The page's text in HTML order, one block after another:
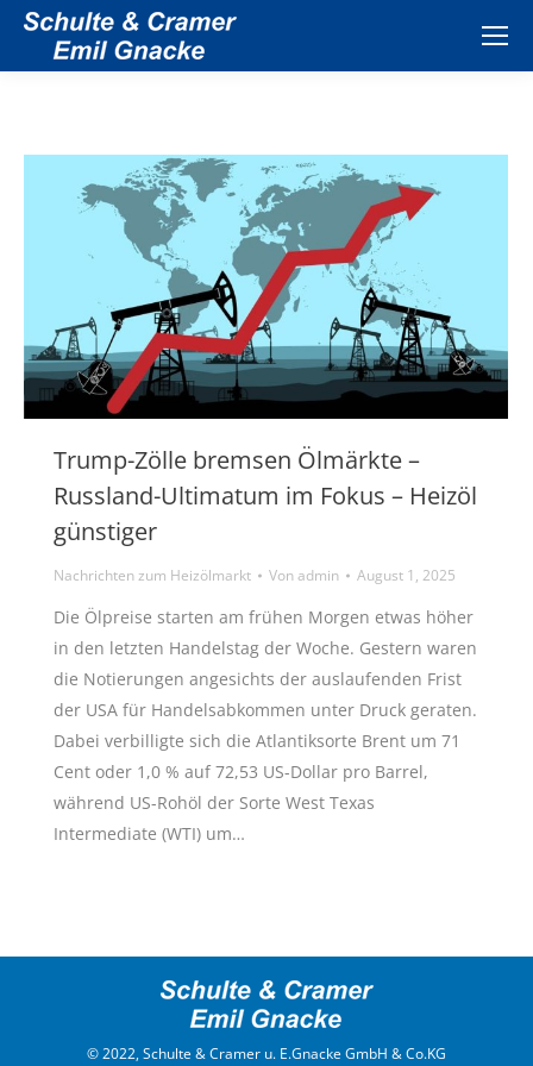
Trump-Zölle bremsen Ölmärkte –
Russland-Ultimatum im Fokus – Heizöl
günstiger
Nachrichten zum Heizölmarkt Vonadmin August 1, 2025
Die Ölpreise starten am frühen Morgen etwas höher
in den letzten Handelstag der Woche. Gestern waren
die Notierungen angesichts der auslaufenden Frist
der USA für Handelsabkommen unter Druck geraten.
Dabei verbilligte sich die Atlantiksorte Brent um 71
Cent oder 1,0 % auf 72,53 US-Dollar pro Barrel,
während US-Rohöl der Sorte West Texas
Intermediate (WTI) um…
© 2022, Schulte & Cramer u. E.Gnacke GmbH & Co.KG